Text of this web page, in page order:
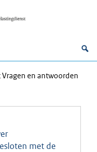
Vragen en antwoorden
met de